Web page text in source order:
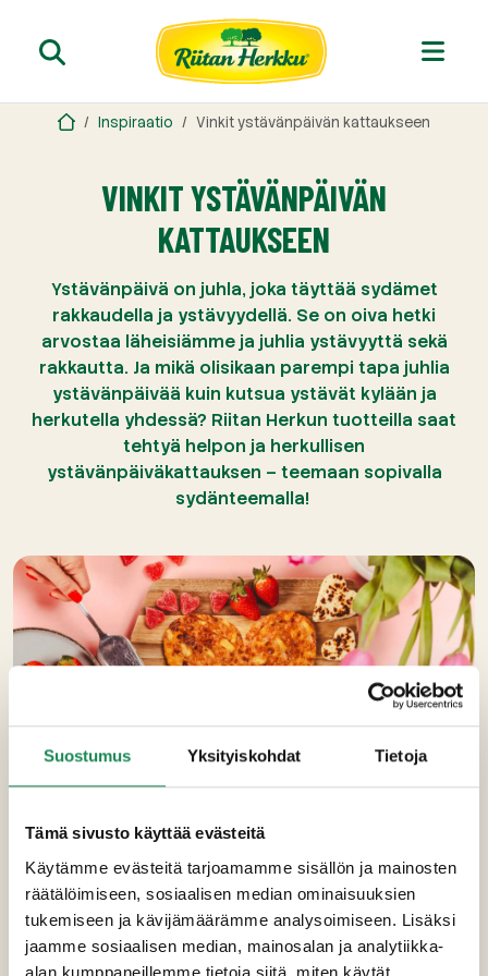
Suostumus Yksityiskohdat Tietoja
Tämä sivusto käyttää evästeitä
Käytämme evästeitä tarjoamamme sisällön ja mainosten
räätälöimiseen, sosiaalisen median ominaisuuksien
tukemiseen ja kävijämäärämme analysoimiseen. Lisäksi
jaamme sosiaalisen median, mainosalan ja analytiikka-
alan kumppaneillemme tietoja siitä, miten käytät
Inspiraatio Vinkit ystävänpäivän kattaukseen
VINKIT YSTÄVÄNPÄIVÄN
KATTAUKSEEN
Ystävänpäivä on juhla, joka täyttää sydämet
rakkaudella ja ystävyydellä. Se on oiva hetki
arvostaa läheisiämme ja juhlia ystävyyttä sekä
rakkautta. Ja mikä olisikaan parempi tapa juhlia
ystävänpäivää kuin kutsua ystävät kylään ja
herkutella yhdessä? Riitan Herkun tuotteilla saat
tehtyä helpon ja herkullisen
ystävänpäiväkattauksen – teemaan sopivalla
sydänteemalla!
METRIPIZZASTA RIITTÄÄ ISOMMALLEKIN
PORUKALLE
Metripizza on nopea, mutta täyttävä valinta, joka sopii
täydellisesti ystävänpäivän kattaukseen. Leikkaa pizza
sydämenmuotoisiksi paloiksi tai käytä